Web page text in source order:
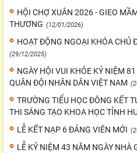
HỘI CHỢ XUÂN 2026 - GIEO
THƯƠNG (12/01/2026)
HOẠT ĐỘNG NGOẠI KHÓA CHỦ
(29/12/2025)
NGÀY HỘI VUI KHỎE KỶ NIỆM
QUÂN ĐỘI NHÂN DÂN VIỆT NAM
TRƯỜNG TIỂU HỌC ĐÔNG KẾT
THI SÁNG TẠO KHOA HỌC TỈNH
LỄ KẾT NẠP 6 ĐẢNG VIÊN MỚI
LỄ KỶ NIỆM 43 NĂM NGÀY NHÀ